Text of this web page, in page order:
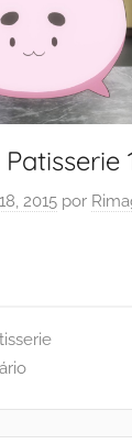
2015 por